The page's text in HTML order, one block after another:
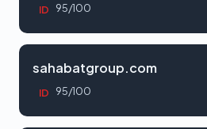
ID 95/100
sahabatgroup.com
ID 95/100